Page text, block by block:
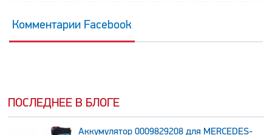
Комментарии Facebook
ПОСЛЕДНЕЕ В БЛОГЕ
Аккумулятор 0009829208 для MERCEDES-